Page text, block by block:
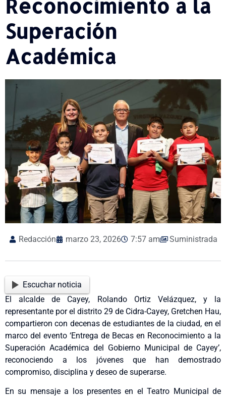
Reconocimiento a la
Superación
Académica
Redacción marzo 23, 2026 7:57 am Suministrada
Escuchar noticia
El alcalde de Cayey, Rolando Ortiz Velázquez, y la
representante por el distrito 29 de Cidra-Cayey, Gretchen Hau,
compartieron con decenas de estudiantes de la ciudad, en el
marco del evento ‘Entrega de Becas en Reconocimiento a la
Superación Académica del Gobierno Municipal de Cayey’,
reconociendo a los jóvenes que han demostrado
compromiso, disciplina y deseo de superarse.
En su mensaje a los presentes en el Teatro Municipal de